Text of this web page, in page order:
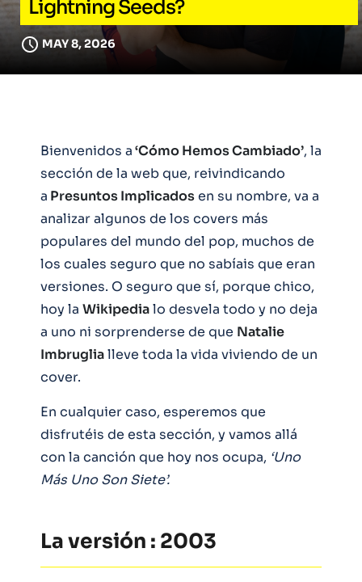
Lightning Seeds?
MAY 8, 2026
Bienvenidos a‘Cómo Hemos Cambiado’, la
sección de la web que, reivindicando
a Presuntos Implicadosen su nombre, va a
analizar algunos de los covers más
populares del mundo del pop, muchos de
los cuales seguro que no sabíais que eran
versiones. O seguro que sí, porque chico,
hoy la Wikipedialo desvela todo y no deja
a uno ni sorprenderse de que Natalie
Imbruglialleve toda la vida viviendo de un
cover.
En cualquier caso, esperemos que
disfrutéis de esta sección, y vamos allá
con la canción que hoy nos ocupa, ‘Uno
Más Uno Son Siete’.
La versión : 2003